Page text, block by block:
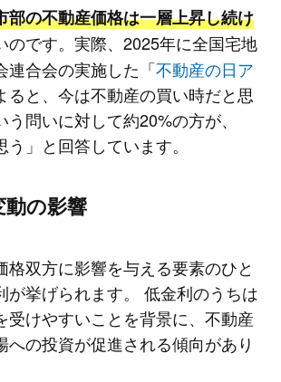
部の不動産価格は一層上昇し続け
のです。実際、2025年に全国宅地
連合会の実施した「不動産の日ア
ると、今は不動産の買い時だと思
問いに対して約20%の方が、
う」と回答しています。
動の影響
格双方に影響を与える要素のひと
が挙げられます。 低金利のうちは
受けやすいことを背景に、不動産
への投資が促進される傾向があり